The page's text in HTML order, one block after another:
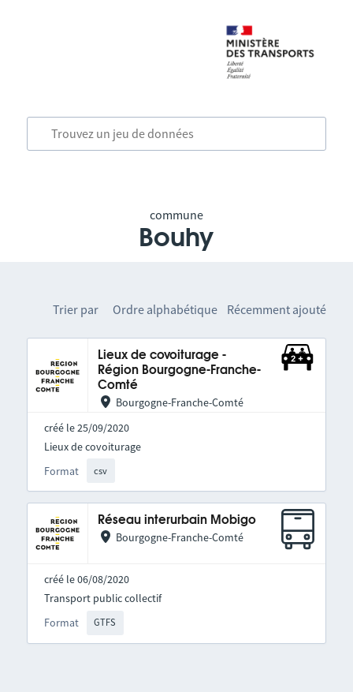
commune
Bouhy
Trier par Ordre alphabétique Récemment ajouté
Lieux de covoiturage -
Région Bourgogne-Franche-
Comté
Bourgogne-Franche-Comté
créé le 25/09/2020
Format csv
Lieux de covoiturage
Réseau interurbain Mobigo
Bourgogne-Franche-Comté
créé le 06/08/2020
Format GTFS
Transport public collectif